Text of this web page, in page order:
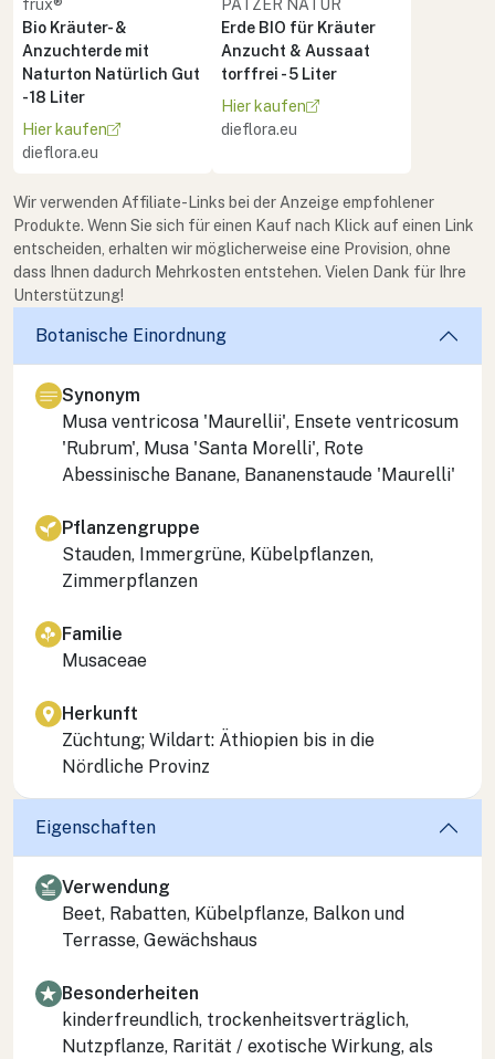
frux®
Bio Kräuter- &
Anzuchterde mit
Naturton Natürlich Gut
- 18 Liter
Hier kaufen
dieflora.eu
PATZER NATUR
Erde BIO für Kräuter
Anzucht & Aussaat
torffrei - 5 Liter
Hier kaufen
dieflora.eu
Wir verwenden Affiliate-Links bei der Anzeige empfohlener
Produkte. Wenn Sie sich für einen Kauf nach Klick auf einen Link
entscheiden, erhalten wir möglicherweise eine Provision, ohne
dass Ihnen dadurch Mehrkosten entstehen. Vielen Dank für Ihre
Unterstützung!
Botanische Einordnung
Synonym
Musa ventricosa 'Maurellii', Ensete ventricosum
'Rubrum', Musa 'Santa Morelli', Rote
Abessinische Banane, Bananenstaude 'Maurelli'
Pflanzengruppe
Stauden, Immergrüne, Kübelpflanzen,
Zimmerpflanzen
Familie
Musaceae
Herkunft
Züchtung; Wildart: Äthiopien bis in die
Nördliche Provinz
Eigenschaften
Verwendung
Beet, Rabatten, Kübelpflanze, Balkon und
Terrasse, Gewächshaus
Besonderheiten
kinderfreundlich, trockenheitsverträglich,
Nutzpflanze, Rarität / exotische Wirkung, als